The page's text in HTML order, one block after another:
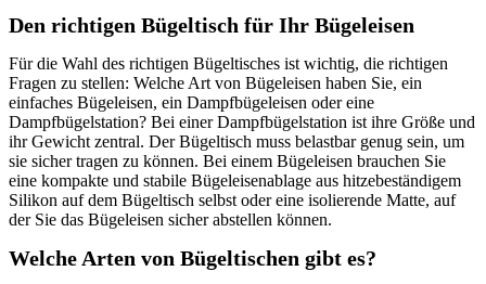
Den richtigen Bügeltisch für Ihr Bügeleisen
Für die Wahl des richtigen Bügeltisches ist wichtig, die richtigen
Fragen zu stellen: Welche Art von Bügeleisen haben Sie, ein
einfaches Bügeleisen, ein Dampfbügeleisen oder eine
Dampfbügelstation? Bei einer Dampfbügelstation ist ihre Größe und
ihr Gewicht zentral. Der Bügeltisch muss belastbar genug sein, um
sie sicher tragen zu können. Bei einem Bügeleisen brauchen Sie
eine kompakte und stabile Bügeleisenablage aus hitzebeständigem
Silikon auf dem Bügeltisch selbst oder eine isolierende Matte, auf
der Sie das Bügeleisen sicher abstellen können.
Welche Arten von Bügeltischen gibt es?